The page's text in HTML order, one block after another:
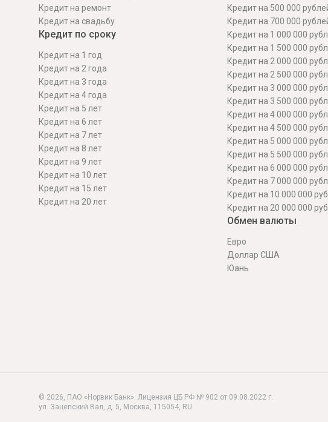
Кредит на ремонт
Кредит на свадьбу
Кредит по сроку
Кредит на 1 год
Кредит на 2 года
Кредит на 3 года
Кредит на 4 года
Кредит на 5 лет
Кредит на 6 лет
Кредит на 7 лет
Кредит на 8 лет
Кредит на 9 лет
Кредит на 10 лет
Кредит на 15 лет
Кредит на 20 лет
Кредит на 500 000
Кредит на 700 000
Кредит на 1 000 000
Кредит на 1 500 000
Кредит на 2 000 000
Кредит на 2 500 000
Кредит на 3 000 000
Кредит на 3 500 000
Кредит на 4 000 000
Кредит на 4 500 000
Кредит на 5 000 000
Кредит на 5 500 000
Кредит на 6 000 000
Кредит на 7 000 000
Кредит на 10 000 000
Кредит на 20 000 000
Обмен валюты
Евро
Доллар США
Юань
© 2026, ПАО «Норвик Банк». Лицензия ЦБ РФ № 902 от 09.08.2022 г.
ул. Зацепский Вал, д. 5, Москва, 115054, RU